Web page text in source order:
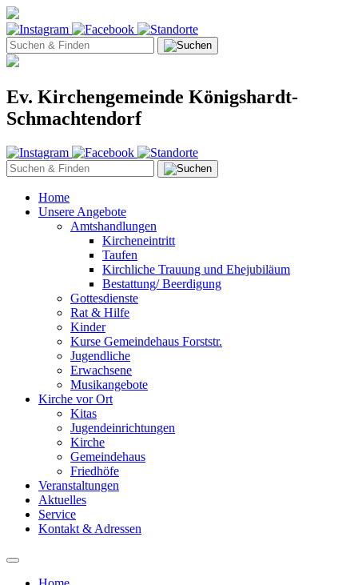
Ev. Kirchengemeinde Königshardt-
Schmachtendorf
Home
Unsere Angebote
Amtshandlungen
Kircheneintritt
Taufen
Kirchliche Trauung und Ehejubiläum
Bestattung/ Beerdigung
Gottesdienste
Rat & Hilfe
Kinder
Kurse Gemeindehaus Forststr.
Jugendliche
Erwachsene
Musikangebote
Kirche vor Ort
Kitas
Jugendeinrichtungen
Kirche
Gemeindehaus
Friedhöfe
Veranstaltungen
Aktuelles
Service
Kontakt & Adressen